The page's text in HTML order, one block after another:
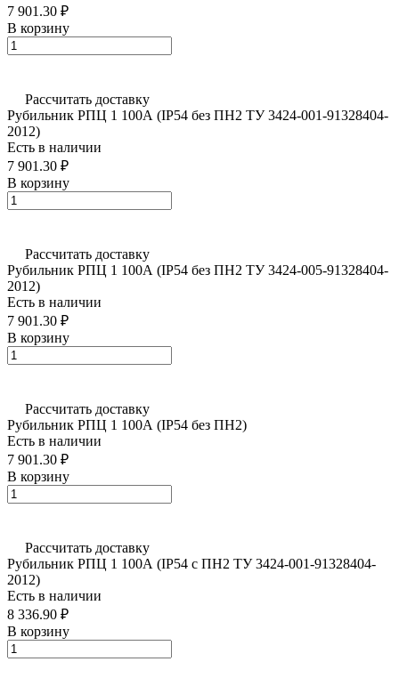
7 901.30 ₽
В корзину
Рассчитать доставку
Рубильник РПЦ 1 100А (IP54 без ПН2 ТУ 3424-001-91328404-
2012)
Есть в наличии
7 901.30 ₽
В корзину
Рассчитать доставку
Рубильник РПЦ 1 100А (IP54 без ПН2 ТУ 3424-005-91328404-
2012)
Есть в наличии
7 901.30 ₽
В корзину
Рассчитать доставку
Рубильник РПЦ 1 100А (IP54 без ПН2)
Есть в наличии
7 901.30 ₽
В корзину
Рассчитать доставку
Рубильник РПЦ 1 100А (IP54 с ПН2 ТУ 3424-001-91328404-
2012)
Есть в наличии
8 336.90 ₽
В корзину